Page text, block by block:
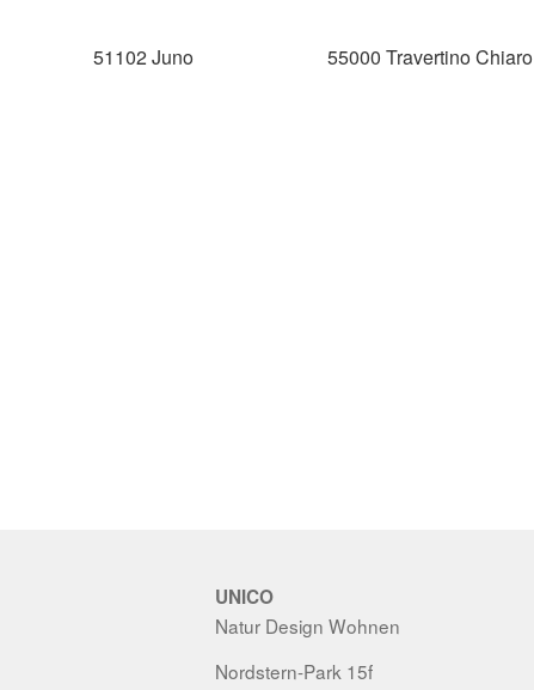
51102 Juno 55000 Travertino Chiaro
UNICO
Natur Design Wohnen
Nordstern-Park 15f